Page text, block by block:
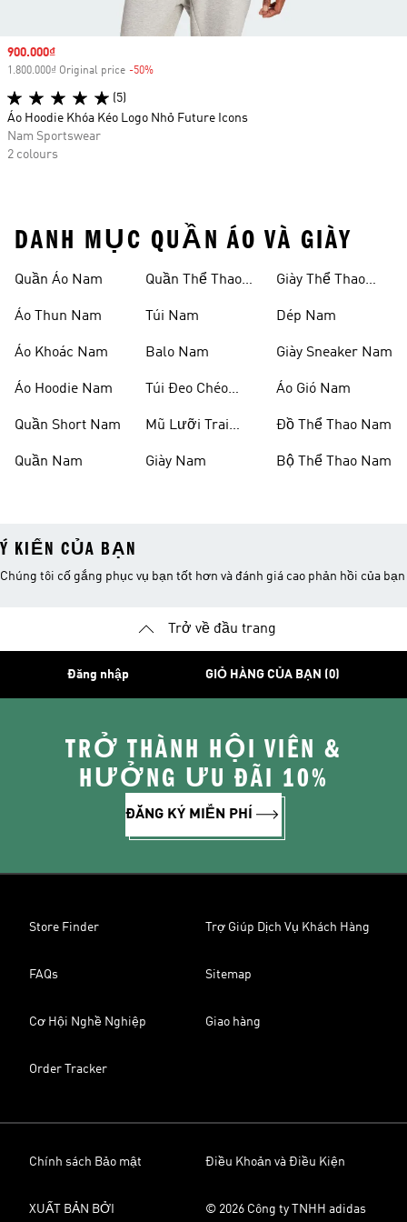
Sale price
900.000₫
1.800.000₫ Original price -50%
(5)
Áo Hoodie Khóa Kéo Logo Nhỏ Future Icons
Nam Sportswear
2 colours
DANH MỤC QUẦN ÁO VÀ GIÀY
Quần Áo Nam
Áo Thun Nam
Áo Khoác Nam
Áo Hoodie Nam
Quần Short Nam
Quần Nam
Quần Thể Thao
Túi Nam
Balo Nam
Túi Đeo Chéo
Mũ Lưỡi Trai
Giày Nam
Giày Thể Thao
Dép Nam
Giày Sneaker Nam
Áo Gió Nam
Đồ Thể Thao Nam
Bộ Thể Thao Nam
Ý KIẾN CỦA BẠN
Chúng tôi cố gắng phục vụ bạn tốt hơn và đánh giá cao phản hồi của bạn
Trở về đầu trang
Đăng nhập GIỎ HÀNG CỦA BẠN (0)
TRỞ THÀNH HỘI VIÊN &
HƯỞNG ƯU ĐÃI 10%
ĐĂNG KÝ MIỄN PHÍ
Store Finder Trợ Giúp Dịch Vụ Khách Hàng
FAQs Sitemap
Cơ Hội Nghề Nghiệp Giao hàng
Order Tracker
Chính sách Bảo mật Điều Khoản và Điều Kiện
XUẤT BẢN BỞI
© 2026 Công ty TNHH adidas